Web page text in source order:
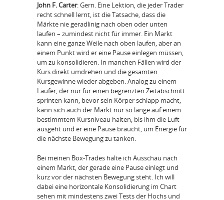
John F. Carter: Gern. Eine Lektion, die jeder Trader
recht schnell lernt, ist die Tatsache, dass die
Märkte nie geradlinig nach oben oder unten
laufen – zumindest nicht für immer. Ein Markt
kann eine ganze Weile nach oben laufen, aber an
einem Punkt wird er eine Pause einlegen müssen,
um zu konsolidieren. In manchen Fällen wird der
Kurs direkt umdrehen und die gesamten
Kursgewinne wieder abgeben. Analog zu einem
Läufer, der nur für einen begrenzten Zeitabschnitt
sprinten kann, bevor sein Körper schlapp macht,
kann sich auch der Markt nur so lange auf einem
bestimmtem Kursniveau halten, bis ihm die Luft
ausgeht und er eine Pause braucht, um Energie für
die nächste Bewegung zu tanken.
Bei meinen Box-Trades halte ich Ausschau nach
einem Markt, der gerade eine Pause einlegt und
kurz vor der nächsten Bewegung steht. Ich will
dabei eine horizontale Konsolidierung im Chart
sehen mit mindestens zwei Tests der Hochs und